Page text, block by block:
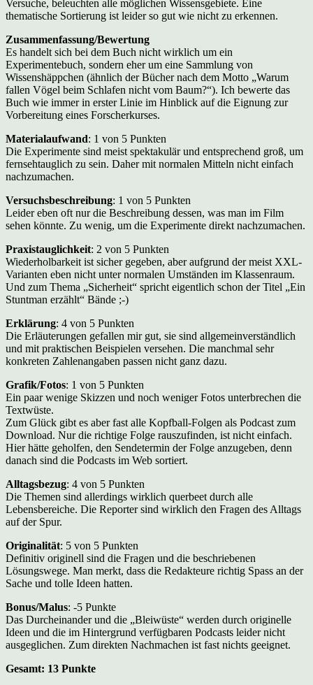
Versuche, beleuchten alle möglichen Wissensgebiete. Eine
thematische Sortierung ist leider so gut wie nicht zu erkennen.
Zusammenfassung/Bewertung
Es handelt sich bei dem Buch nicht wirklich um ein
Experimentebuch, sondern eher um eine Sammlung von
Wissenshäppchen (ähnlich der Bücher nach dem Motto „Warum
fallen Vögel beim Schlafen nicht vom Baum?“). Ich bewerte das
Buch wie immer in erster Linie im Hinblick auf die Eignung zur
Vorbereitung eines Forscherkurses.
Materialaufwand: 1 von 5 Punkten
Die Experimente sind meist spektakulär und entsprechend groß, um
fernsehtauglich zu sein. Daher mit normalen Mitteln nicht einfach
nachzumachen.
Versuchsbeschreibung: 1 von 5 Punkten
Leider eben oft nur die Beschreibung dessen, was man im Film
sehen könnte. Zu wenig, um die Experimente direkt nachzumachen.
Praxistauglichkeit: 2 von 5 Punkten
Wiederholbarkeit ist sicher gegeben, aber aufgrund der meist XXL-
Varianten eben nicht unter normalen Umständen im Klassenraum.
Und zum Thema „Sicherheit“ spricht eigentlich schon der Titel „Ein
Stuntman erzählt“ Bände ;-)
Erklärung: 4 von 5 Punkten
Die Erläuterungen gefallen mir gut, sie sind allgemeinverständlich
und mit praktischen Beispielen versehen. Die manchmal sehr
konkreten Zahlenangaben passen nicht ganz dazu.
Grafik/Fotos: 1 von 5 Punkten
Ein paar wenige Skizzen und noch weniger Fotos unterbrechen die
Textwüste.
Zum Glück gibt es aber fast alle Kopfball-Folgen als Podcast zum
Download. Nur die richtige Folge rauszufinden, ist nicht einfach.
Hier hätte geholfen, den Sendetermin der Folge anzugeben, denn
danach sind die Podcasts im Web sortiert.
Alltagsbezug: 4 von 5 Punkten
Die Themen sind allerdings wirklich querbeet durch alle
Lebensbereiche. Die Reporter sind wirklich den Fragen des Alltags
auf der Spur.
Originalität: 5 von 5 Punkten
Definitiv originell sind die Fragen und die beschriebenen
Lösungswege. Man merkt, dass die Redakteure richtig Spass an der
Sache und tolle Ideen hatten.
Bonus/Malus: -5 Punkte
Das Durcheinander und die „Bleiwüste“ werden durch originelle
Ideen und die im Hintergrund verfügbaren Podcasts leider nicht
ausgeglichen. Zum direkten Nachmachen ist fast nichts geeignet.
Gesamt: 13 Punkte